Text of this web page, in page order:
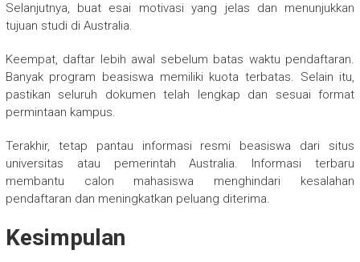
Selanjutnya, buat esai motivasi yang jelas dan menunjukkan
tujuan studi di Australia.
Keempat, daftar lebih awal sebelum batas waktu pendaftaran.
Banyak program beasiswa memiliki kuota terbatas. Selain itu,
pastikan seluruh dokumen telah lengkap dan sesuai format
permintaan kampus.
Terakhir, tetap pantau informasi resmi beasiswa dari situs
universitas atau pemerintah Australia. Informasi terbaru
membantu calon mahasiswa menghindari kesalahan
pendaftaran dan meningkatkan peluang diterima.
Kesimpulan